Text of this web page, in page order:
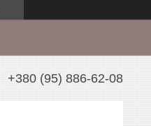
+380 (95) 886-62-08